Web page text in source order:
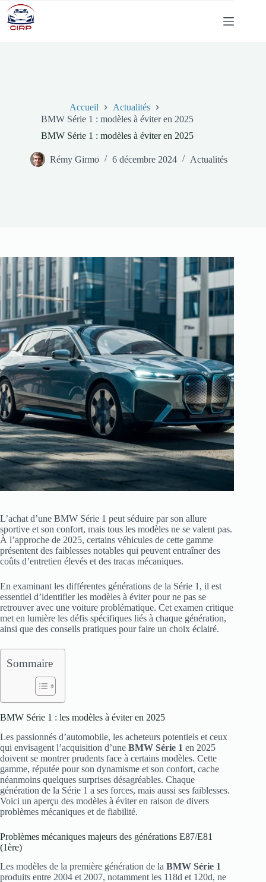
Passer
au
contenu
Accueil
Actualités
BMW Série 1 : modèles à éviter en 2025
BMW Série 1 : modèles à éviter en 2025
Rémy Girmo 6 décembre 2024 Actualités
L’achat d’une BMW Série 1 peut séduire par son allure
sportive et son confort, mais tous les modèles ne se valent pas.
À l’approche de 2025, certains véhicules de cette gamme
présentent des faiblesses notables qui peuvent entraîner des
coûts d’entretien élevés et des tracas mécaniques.
En examinant les différentes générations de la Série 1, il est
essentiel d’identifier les modèles à éviter pour ne pas se
retrouver avec une voiture problématique. Cet examen critique
met en lumière les défis spécifiques liés à chaque génération,
ainsi que des conseils pratiques pour faire un choix éclairé.
Sommaire
BMW Série 1 : les modèles à éviter en 2025
Les passionnés d’automobile, les acheteurs potentiels et ceux
qui envisagent l’acquisition d’une BMW Série 1 en 2025
doivent se montrer prudents face à certains modèles. Cette
gamme, réputée pour son dynamisme et son confort, cache
néanmoins quelques surprises désagréables. Chaque
génération de la Série 1 a ses forces, mais aussi ses faiblesses.
Voici un aperçu des modèles à éviter en raison de divers
problèmes mécaniques et de fiabilité.
Problèmes mécaniques majeurs des générations E87/E81
(1ère)
Les modèles de la première génération de la BMW Série 1
produits entre 2004 et 2007, notamment les 118d et 120d, ne